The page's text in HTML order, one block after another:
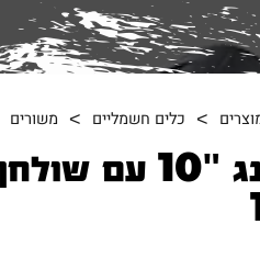
כלים חשמליים משורים
מסור גרונג "10